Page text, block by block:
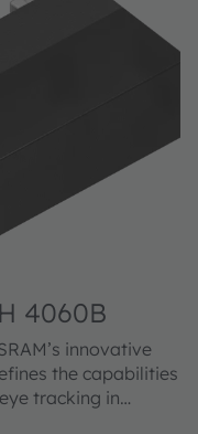
4060B
the capabilities
tracking in